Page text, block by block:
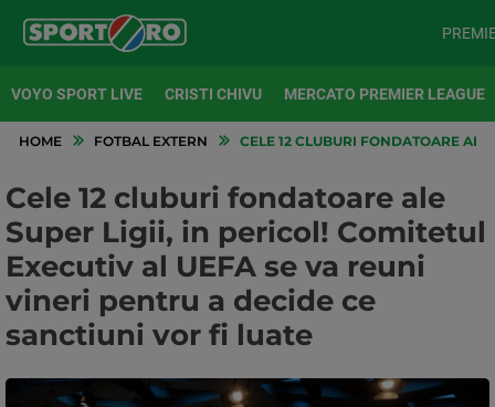
VOYO SPORT LIVE CRISTI CHIVU MERCATO PREMIER LEAGUE
HOME FOTBAL EXTERN CELE 12 CLUBURI FONDATOARE
Cele 12 cluburi fondatoare ale
Super Ligii, in pericol! Comitetul
Executiv al UEFA se va reuni
vineri pentru a decide ce
sanctiuni vor fi luate